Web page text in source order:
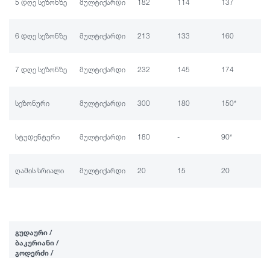
5 დღე სეზონზე მულტიქარდი 182 114 137
6 დღე სეზონზე მულტიქარდი 213 133 160
7 დღე სეზონზე მულტიქარდი 232 145 174
სეზონური მულტიქარდი 300 180 150*
სტუდენტური მულტიქარდი 180 - 90*
ღამის სრიალი მულტიქარდი 20 15 20
გუდაური /
ბაკურიანი /
გოდერძი /